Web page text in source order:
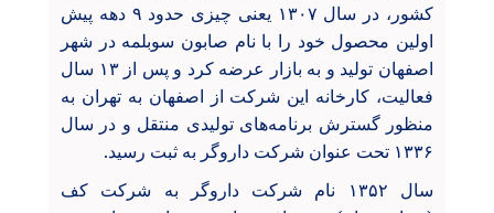
کشور، در سال ۱۳۰۷ یعنی چیزی حدود ۹ دهه پیش
اولین محصول خود را با نام صابون سوبلمه در شهر
اصفهان تولید و به بازار عرضه کرد و پس از ۱۳ سال
فعالیت، کارخانه این شرکت از اصفهان به تهران به
منظور گسترش برنامه‌های تولیدی منتقل و در سال
۱۳۳۶ تحت عنوان شرکت داروگر به ثبت رسید.
سال ۱۳۵۲ نام شرکت داروگر به شرکت کف